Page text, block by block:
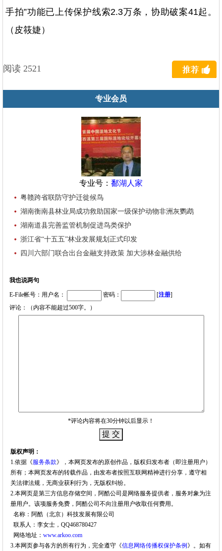
手拍”功能已上传保护线索2.3万条，协助破案41起。
（皮筱婕）
阅读 2521
专业会员
专业号： 鄱湖人家
粤赣跨省联防守护迁徙候鸟
湖南衡南县林业局成功救助国家一级保护动物非洲灰鹦鹉
湖南道县完善监管机制促进鸟类保护
浙江省“十五五”林业发展规划正式印发
四川六部门联合出台金融支持政策 加大涉林金融供给
我也说两句
E-File帐号：用户名： 密码： [注册]
评论：（内容不能超过500字。）
*评论内容将在30分钟以后显示！
版权声明：
1.依据《服务条款》，本网页发布的原创作品，版权归发布者（即注册用户）
所有；本网页发布的转载作品，由发布者按照互联网精神进行分享，遵守相
关法律法规，无商业获利行为，无版权纠纷。
2.本网页是第三方信息存储空间，阿酷公司是网络服务提供者，服务对象为注
册用户。该项服务免费，阿酷公司不向注册用户收取任何费用。
名称：阿酷（北京）科技发展有限公司
联系人：李女士，QQ468780427
网络地址： www.arkoo.com
3.本网页参与各方的所有行为，完全遵守《信息网络传播权保护条例 》。如有